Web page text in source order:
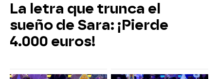
La letra que trunca el
sueño de Sara: ¡Pierde
4.000 euros!